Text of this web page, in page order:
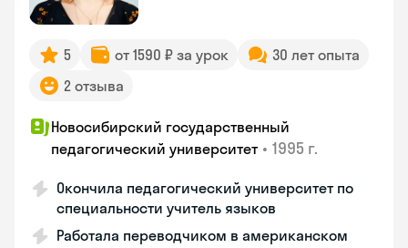
5 от 1590 ₽ за урок
30 лет опыта
2 отзыва
Новосибирский государственный
педагогический университет • 1995 г.
Окончила педагогический университет по
специальности учитель языков
Работала переводчиком в американском